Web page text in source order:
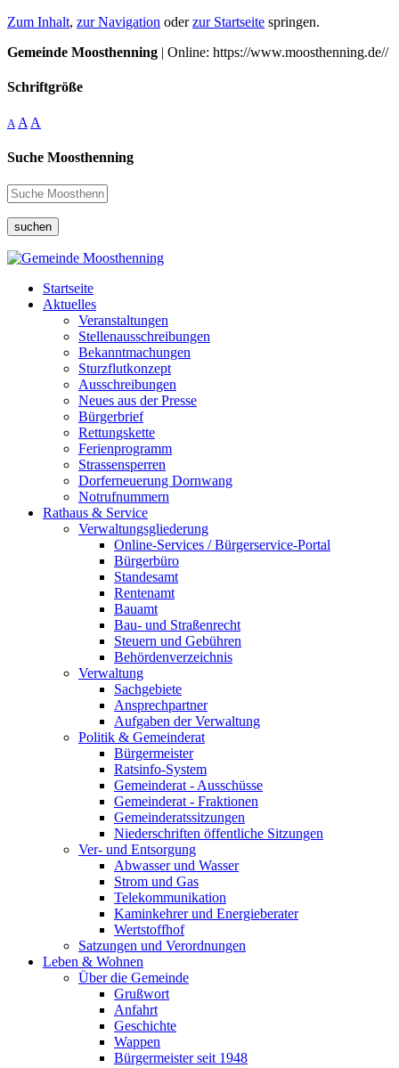
Zum Inhalt, zur Navigation oderzur Startseite springen.
Gemeinde Moosthenning | Online: https://www.moosthenning.de//
Schriftgröße
A A A
Suche Moosthenning
suchen
Startseite
Aktuelles
Veranstaltungen
Stellenausschreibungen
Bekanntmachungen
Sturzflutkonzept
Ausschreibungen
Neues aus der Presse
Bürgerbrief
Rettungskette
Ferienprogramm
Strassensperren
Dorferneuerung Dornwang
Notrufnummern
Rathaus & Service
Verwaltungsgliederung
Online-Services / Bürgerservice-Portal
Bürgerbüro
Standesamt
Rentenamt
Bauamt
Bau- und Straßenrecht
Steuern und Gebühren
Behördenverzeichnis
Verwaltung
Sachgebiete
Ansprechpartner
Aufgaben der Verwaltung
Politik & Gemeinderat
Bürgermeister
Ratsinfo-System
Gemeinderat - Ausschüsse
Gemeinderat - Fraktionen
Gemeinderatssitzungen
Niederschriften öffentliche Sitzungen
Ver- und Entsorgung
Abwasser und Wasser
Strom und Gas
Telekommunikation
Kaminkehrer und Energieberater
Wertstoffhof
Satzungen und Verordnungen
Leben & Wohnen
Über die Gemeinde
Grußwort
Anfahrt
Geschichte
Wappen
Bürgermeister seit 1948